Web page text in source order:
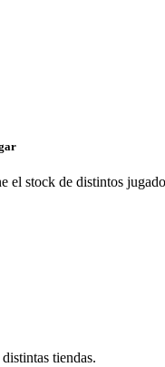
el stock de distintos
tiendas.